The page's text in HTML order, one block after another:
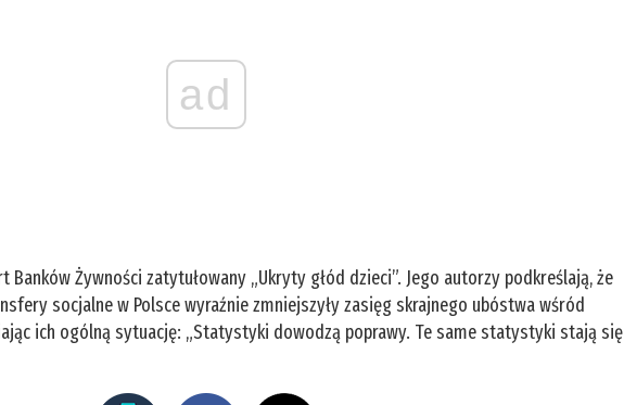
ad
Banków Żywności zatytułowany „Ukryty głód dzieci”. Jego autorzy podkreślają, że
socjalne w Polsce wyraźnie zmniejszyły zasięg skrajnego ubóstwa wśród
ich ogólną sytuację: „Statystyki dowodzą poprawy. Te same statystyki stają się